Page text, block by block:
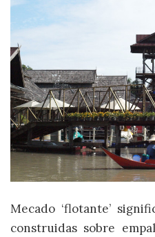
Mecado ‘flotante’
construidas sobre